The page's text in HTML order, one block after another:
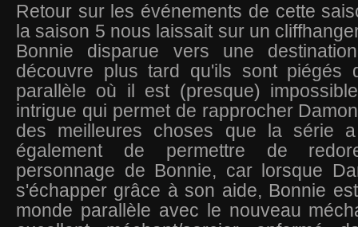
Retour sur les événements de cette
la saison 5 nous laissait sur un
Bonnie disparue vers une
découvre plus tard qu'ils sont piégés
parallèle où il est (presque)
intrigue qui permet de rapprocher
des meilleures choses que la série
également de permettre de
personnage de Bonnie, car lorsque
s'échapper grâce à son aide, Bonnie
monde parallèle avec le nouveau